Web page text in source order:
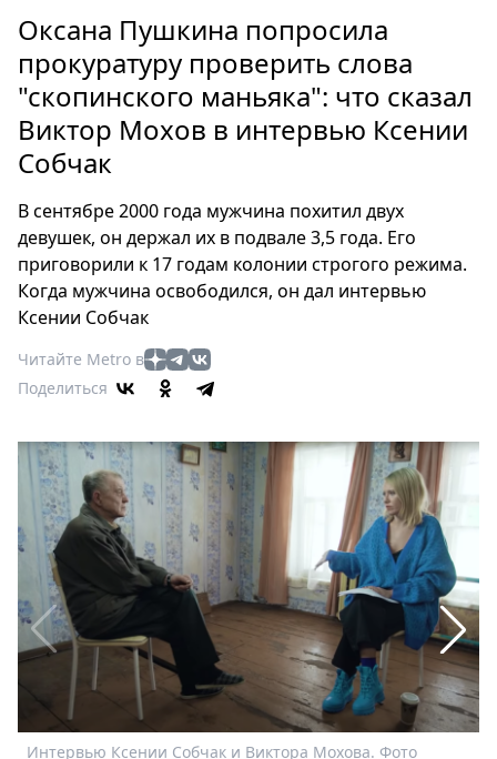
Россия
Мир
Здоровье
Еда
Туризм
Театр
Кино
Афиша
Книги
Выставки
Пресс-
релизы
О
Metro
Стримы
Спецпроекты
Звезды
Выборы
2026
Metro
Оксана Пушкина попросила
прокуратуру проверить слова
"скопинского маньяка": что сказал
Виктор Мохов в интервью Ксении
Собчак
В сентябре 2000 года мужчина похитил двух
девушек, он держал их в подвале 3,5 года. Его
приговорили к 17 годам колонии строгого режима.
Когда мужчина освободился, он дал интервью
Ксении Собчак
Читайте Metro в
Поделиться
Интервью Ксении Собчак и Виктора Мохова. Фото